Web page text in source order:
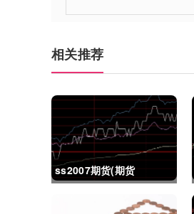
相关推荐
ss2007期货(期货